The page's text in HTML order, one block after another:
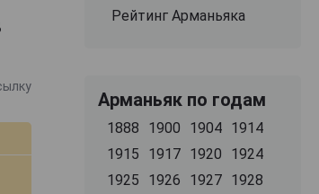
Рейтинг Арманьяка
Арманьяк по годам
1888 1900 1904 1914
1915
1917 1920
1924
1925
1926 1927 1928